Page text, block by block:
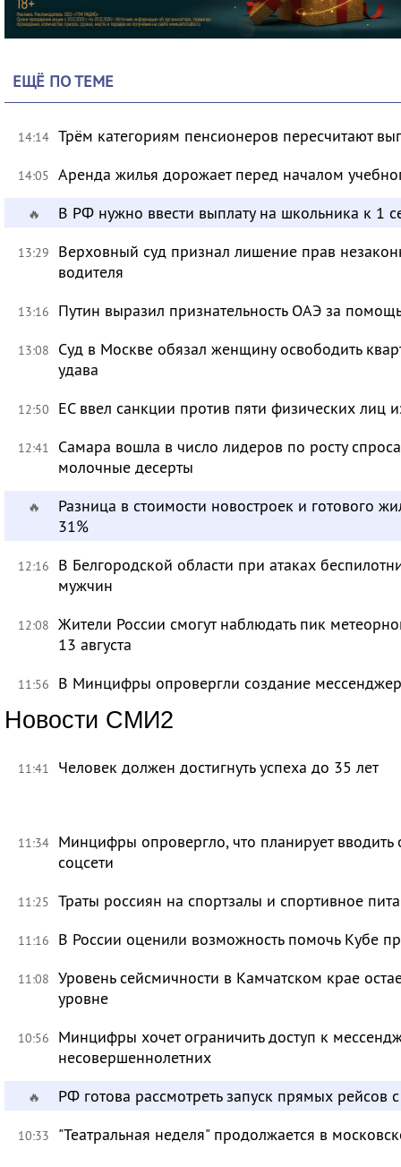
ЕЩЁ ПО ТЕМЕ
14:14 Трём категориям пенсионеров пересчитают
14:05 Аренда жилья дорожает перед началом
🔥 В РФ нужно ввести выплату на школьника к 1
13:29
Верховный суд признал лишение прав
водителя
13:16 Путин выразил признательность ОАЭ за
13:08
Суд в Москве обязал женщину освободить
удава
12:50 ЕС ввел санкции против пяти физических лиц
12:41
Самара вошла в число лидеров по росту
молочные десерты
🔥
Разница в стоимости новостроек и готового
31%
12:16
В Белгородской области при атаках
мужчин
12:08 Жители России смогут наблюдать пик
13 августа
11:56 В Минцифры опровергли создание
Новости СМИ2
11:41 Человек должен достигнуть успеха до 35 лет
11:34 Минцифры опровергло, что планирует вводить
соцсети
11:25 Траты россиян на спортзалы и спортивное
11:16 В России оценили возможность помочь Кубе
11:08 Уровень сейсмичности в Камчатском крае
уровне
10:56
Минцифры хочет ограничить доступ к
несовершеннолетних
🔥 РФ готова рассмотреть запуск прямых рейсов
10:33 "Театральная неделя" продолжается в